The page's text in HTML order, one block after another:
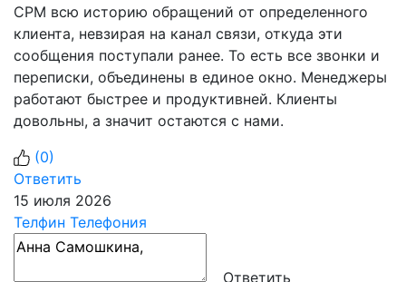
СРМ всю историю обращений от определенного
клиента, невзирая на канал связи, откуда эти
сообщения поступали ранее. То есть все звонки и
переписки, объединены в единое окно. Менеджеры
работают быстрее и продуктивней. Клиенты
довольны, а значит остаются с нами.
(0)
Ответить
15 июля 2026
Телфин Телефония
Ответить